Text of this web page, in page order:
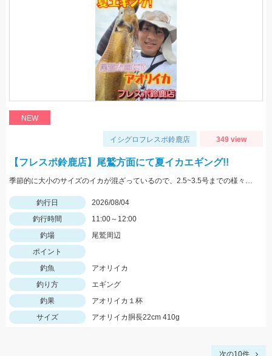
NEW
イシグロフレスポ鈴鹿店 349 view
【フレスポ鈴鹿店】尾鷲方面にて夏イカエギング!!
季節的に大小のサイズのイカが混ざっているので、2.5~3.5号までの様々なサイズを持っていきましょう!!
釣行日
2026/08/04
釣行時間
11:00～12:00
釣場
尾鷲周辺
ポイント
釣魚
アオリイカ
釣り方
エギング
釣果
アオリイカ１杯
サイズ
アオリイカ胴長22cm 410g
次の10件